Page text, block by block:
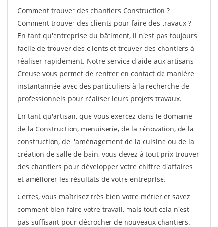
Comment trouver des chantiers Construction ?
Comment trouver des clients pour faire des travaux ?
En tant qu'entreprise du bâtiment, il n'est pas toujours
facile de trouver des clients et trouver des chantiers à
réaliser rapidement. Notre service d'aide aux artisans
Creuse vous permet de rentrer en contact de manière
instantannée avec des particuliers à la recherche de
professionnels pour réaliser leurs projets travaux.
En tant qu'artisan, que vous exercez dans le domaine
de la Construction, menuiserie, de la rénovation, de la
construction, de l'aménagement de la cuisine ou de la
création de salle de bain, vous devez à tout prix trouver
des chantiers pour développer votre chiffre d'affaires
et améliorer les résultats de votre entreprise.
Certes, vous maîtrisez très bien votre métier et savez
comment bien faire votre travail, mais tout cela n'est
pas suffisant pour décrocher de nouveaux chantiers.